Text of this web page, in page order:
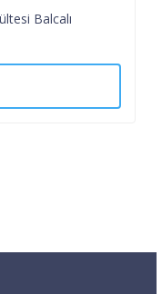
Balcalı